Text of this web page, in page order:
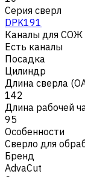
Серия сверл
DPK191
Каналы для СОЖ
Есть каналы
Посадка
Цилиндр
Длина сверла
142
Длина рабочей
95
Особенности
Сверло для
Бренд
AdvaCut